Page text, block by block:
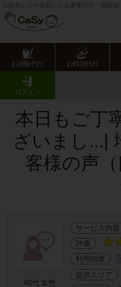
お財布と心が笑顔になる家事代行・家政婦
お掃除代行 お料理代行
ログイン
CaSy TOP
お客様の声･口コミ詳細
本日もご丁
ざいまし...|
客様の声
40代 女性
サービス内容
評価
利用頻度
提供エリア